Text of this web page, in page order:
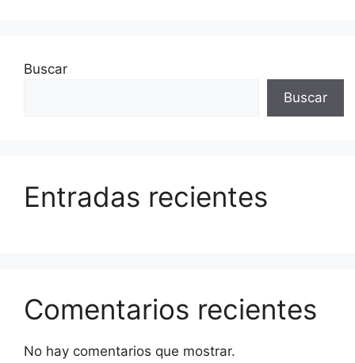
Buscar
Buscar
Entradas recientes
Comentarios recientes
No hay comentarios que mostrar.